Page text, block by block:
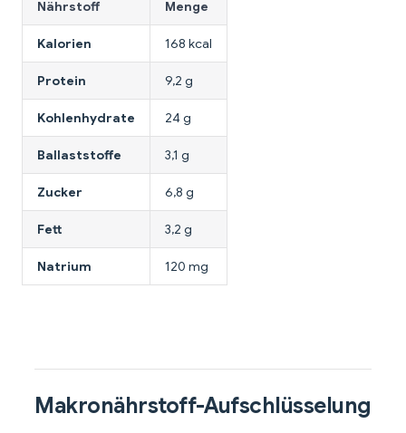
Nährstoff Menge
Kalorien 168 kcal
Protein 9,2 g
Kohlenhydrate 24 g
Ballaststoffe 3,1 g
Zucker 6,8 g
Fett 3,2 g
Natrium 120 mg
Makronährstoff-Aufschlüsselung